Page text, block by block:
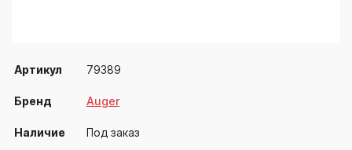
Артикул 79389
Бренд Auger
Наличие Под заказ